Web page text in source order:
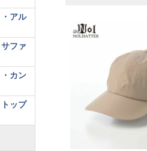
アル
ファ
カン
ップ